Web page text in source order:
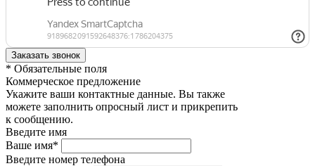
* Обязательные поля
Коммерческое предложение
Укажите ваши контактные данные. Вы также
можете заполнить опросный лист и прикрепить
к сообщению.
Введите имя
Ваше имя*
Введите номер телефона